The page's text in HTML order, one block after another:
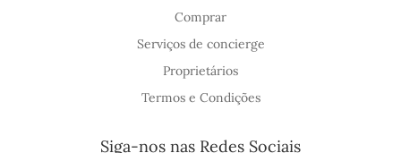
Comprar
Serviços de concierge
Proprietários
Termos e Condições
Siga-nos nas Redes Sociais